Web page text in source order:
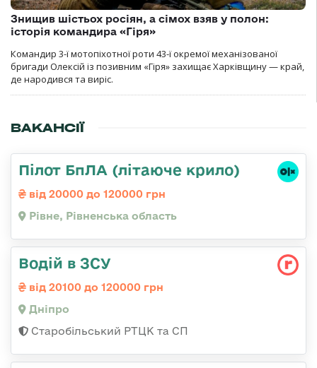
Знищив шістьох росіян, а сімох взяв у полон:
історія командира «Гіря»
Командир 3-ї мотопіхотної роти 43-ї окремої механізованої
бригади Олексій із позивним «Гіря» захищає Харківщину — край,
де народився та виріс.
ВАКАНСІЇ
Пілот БпЛА (літаюче крило)
від 20000 до 120000 грн
Рівне, Рівненська область
Водій в ЗСУ
від 20100 до 120000 грн
Дніпро
Старобільський РТЦК та СП